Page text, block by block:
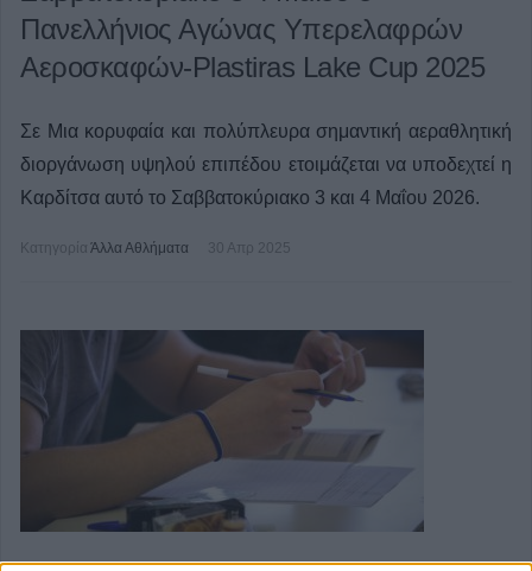
Πανελλήνιος Αγώνας Υπερελαφρών
Αεροσκαφών-Plastiras Lake Cup 2025
Σε Μια κορυφαία και πολύπλευρα σημαντική αεραθλητική
διοργάνωση υψηλού επιπέδου ετοιμάζεται να υποδεχτεί η
Καρδίτσα αυτό το Σαββατοκύριακο 3 και 4 Μαΐου 2026.
Κατηγορία Άλλα Αθλήματα 30 Απρ 2025